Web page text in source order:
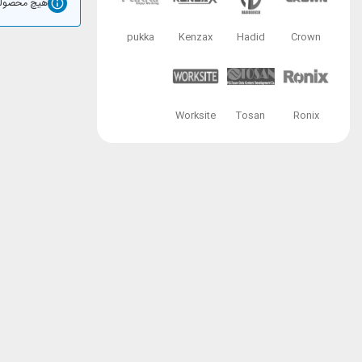
هیچ
Crown
Hadid
Kenzax
pukka
Ronix
Tosan
Worksite